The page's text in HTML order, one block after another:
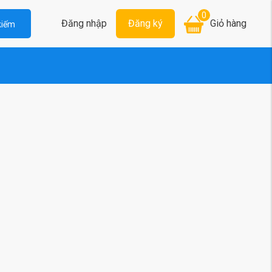
Đăng nhập Đăng ký
0
Giỏ hàng